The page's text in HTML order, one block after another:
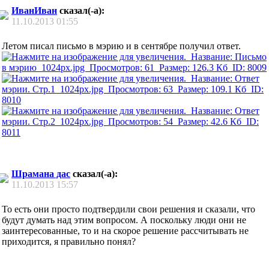
ИванИван сказал(-а):
11.10.2013 01:55
Летом писал письмо в мэрию и в сентябре получил ответ.
Шрамана дас сказал(-а):
11.10.2013 15:57
То есть они просто подтвердили свои решения и сказали, что
будут думать над этим вопросом. А поскольку люди они не
заинтересованные, то и на скорое решение рассчитывать не
приходится, я правильно понял?